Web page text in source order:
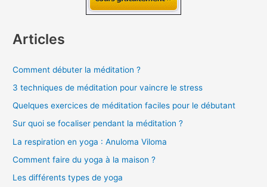
Articles
Comment débuter la méditation ?
3 techniques de méditation pour vaincre le stress
Quelques exercices de méditation faciles pour le débutant
Sur quoi se focaliser pendant la méditation ?
La respiration en yoga : Anuloma Viloma
Comment faire du yoga à la maison ?
Les différents types de yoga